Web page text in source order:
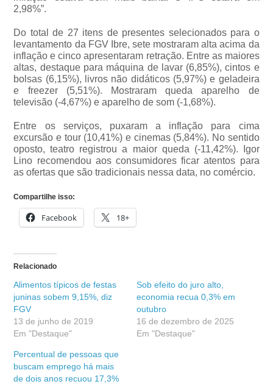
2,98%”.
Do total de 27 itens de presentes selecionados para o
levantamento da FGV Ibre, sete mostraram alta acima da
inflação e cinco apresentaram retração. Entre as maiores
altas, destaque para máquina de lavar (6,85%), cintos e
bolsas (6,15%), livros não didáticos (5,97%) e geladeira
e freezer (5,51%). Mostraram queda aparelho de
televisão (-4,67%) e aparelho de som (-1,68%).
Entre os serviços, puxaram a inflação para cima
excursão e tour (10,41%) e cinemas (5,84%). No sentido
oposto, teatro registrou a maior queda (-11,42%). Igor
Lino recomendou aos consumidores ficar atentos para
as ofertas que são tradicionais nessa data, no comércio.
Compartilhe isso:
Facebook 18+
Relacionado
Alimentos típicos de festas
juninas sobem 9,15%, diz
FGV
13 de junho de 2019
Em "Destaque"
Sob efeito do juro alto,
economia recua 0,3% em
outubro
16 de dezembro de 2025
Em "Destaque"
Percentual de pessoas que
buscam emprego há mais
de dois anos recuou 17,3%